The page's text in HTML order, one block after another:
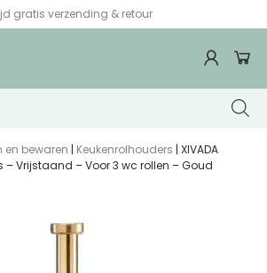
gratis verzending & retour
en bewaren | Keukenrolhouders | XIVADA
– Vrijstaand – Voor 3 wc rollen – Goud